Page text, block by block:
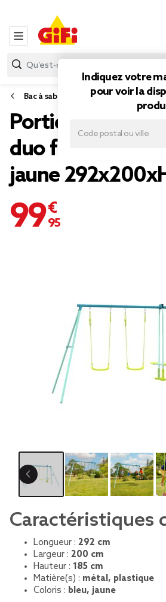
Indiquez votre
pour voir la
Bac à sable, balançoire et toboggan
Portique 2
duo face-à-face
jaune
99,95 €
Caractéristiques
Longueur : 292 cm
Largeur : 200 cm
Hauteur : 185 cm
Matière(s) : métal, plastique
Coloris : bleu, jaune